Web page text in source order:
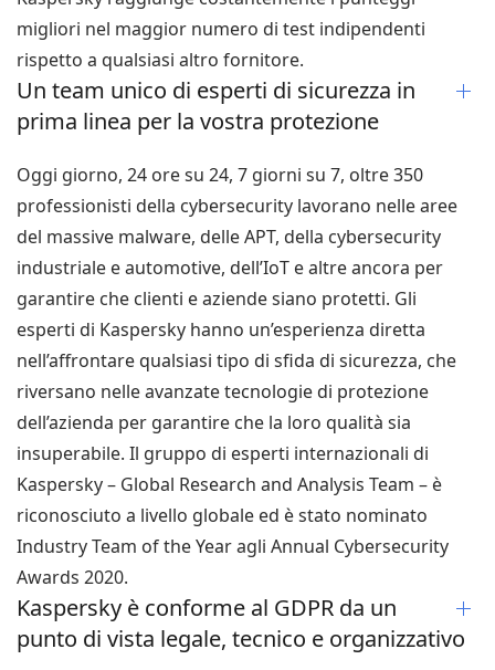
migliori nel maggior numero di test indipendenti
rispetto a qualsiasi altro fornitore.
Un team unico di esperti di sicurezza in
prima linea per la vostra protezione
Oggi giorno, 24 ore su 24, 7 giorni su 7, oltre 350
professionisti della cybersecurity lavorano nelle aree
del massive malware, delle APT, della cybersecurity
industriale e automotive, dell’IoT e altre ancora per
garantire che clienti e aziende siano protetti. Gli
esperti di Kaspersky hanno un’esperienza diretta
nell’affrontare qualsiasi tipo di sfida di sicurezza, che
riversano nelle avanzate tecnologie di protezione
dell’azienda per garantire che la loro qualità sia
insuperabile. Il gruppo di esperti internazionali di
Kaspersky – Global Research and Analysis Team – è
riconosciuto a livello globale ed è stato nominato
Industry Team of the Year agli Annual Cybersecurity
Awards 2020.
Kaspersky è conforme al GDPR da un
punto di vista legale, tecnico e organizzativo